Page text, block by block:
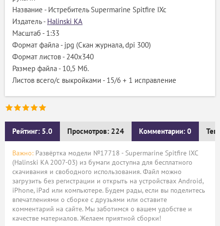
Название - Истребитель Supermarine Spitfire IXc
Издатель - Halinski KA
Масштаб - 1:33
Формат файла - jpg (Скан журнала, dpi 300)
Формат листов - 240x340
Размер файла - 10,5 Мб.
Листов всего/с выкройками - 15/6 + 1 исправление
Рейтинг: 5.0 Просмотров: 224 Комментарии: 0
Важно: Развёртка модели №17718 - Supermarine Spitfire IXC
(Halinski KA 2007-03) из бумаги доступна для бесплатного
скачивания и свободного использования. Файл можно
загрузить без регистрации и открыть на устройствах Android,
iPhone, iPad или компьютере. Будем рады, если вы поделитесь
впечатлениями о сборке с друзьями или оставите
комментарий на сайте. Мы заботимся о вашем удобстве и
качестве материалов. Желаем приятной сборки!